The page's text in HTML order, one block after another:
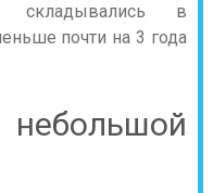
складывались в
почти на 3 года